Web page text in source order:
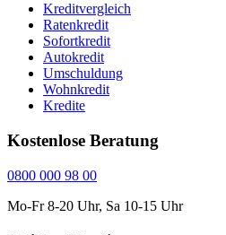
Kreditvergleich
Ratenkredit
Sofortkredit
Autokredit
Umschuldung
Wohnkredit
Kredite
Kostenlose Beratung
0800 000 98 00
Mo-Fr 8-20 Uhr, Sa 10-15 Uhr